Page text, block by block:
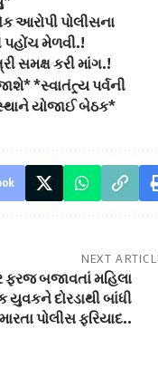
આરોપી પોલીસના
પહોંચ મેળવી.!
સમક્ષ કરી માંગ.!
*સ્વાતંત્ર્ય પર્વની
યોજાઈ બેઠક*
NEXT
ફરજ બજાવતાં મહિલા
દોરડાથી બાંધી
પોલીસ ફરિયાદ..